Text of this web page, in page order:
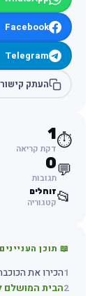
Facebook
Telegram
העתק קישור
⏱️
1
דקת קריאה
💬
0
תגובות
📂זוחלים
קטגוריה
📖 תוכן העניינים
הכירו את
2הבית המושלם